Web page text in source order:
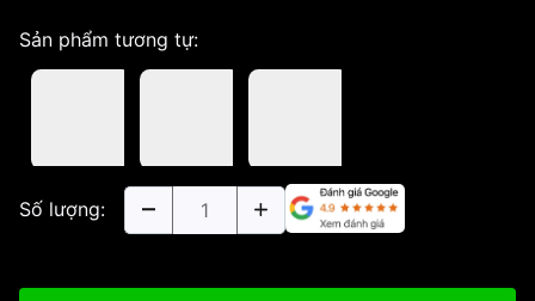
Sản phẩm tương tự:
Số lượng: